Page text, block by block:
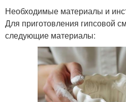
Необходимые материалы и
Для приготовления гипсовой
следующие материалы: